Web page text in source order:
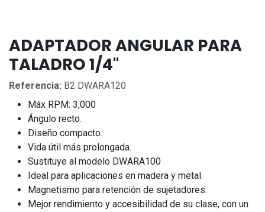
ADAPTADOR ANGULAR PARA
TALADRO 1/4"
Referencia: B2 DWARA120
Máx RPM: 3,000
Ángulo recto.
Diseño compacto.
Vida útil más prolongada.
Sustituye al modelo DWARA100
Ideal para aplicaciones en madera y metal.
Magnetismo para retención de sujetadores.
Mejor rendimiento y accesibilidad de su clase, con un